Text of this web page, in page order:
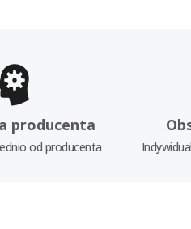
producenta
od producenta